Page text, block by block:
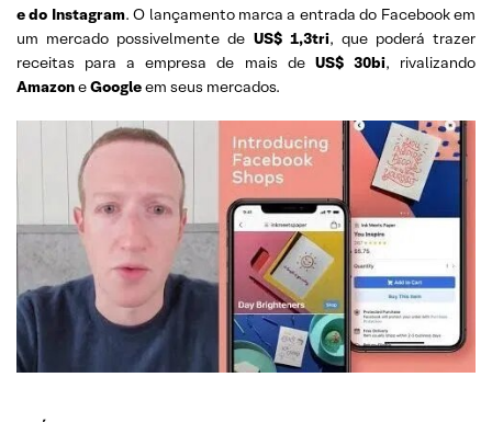
e do Instagram. O lançamento marca a entrada do Facebook em
um mercado possivelmente de US$ 1,3tri, que poderá trazer
receitas para a empresa de mais de US$ 30bi, rivalizando
AmazoneGoogleem seus mercados.